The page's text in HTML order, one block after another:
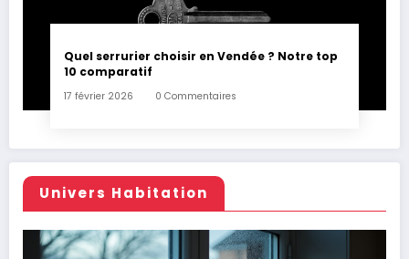
Quel serrurier choisir en Vendée ? Notre top
10 comparatif
17 février 2026 0 Commentaires
Univers Habitation